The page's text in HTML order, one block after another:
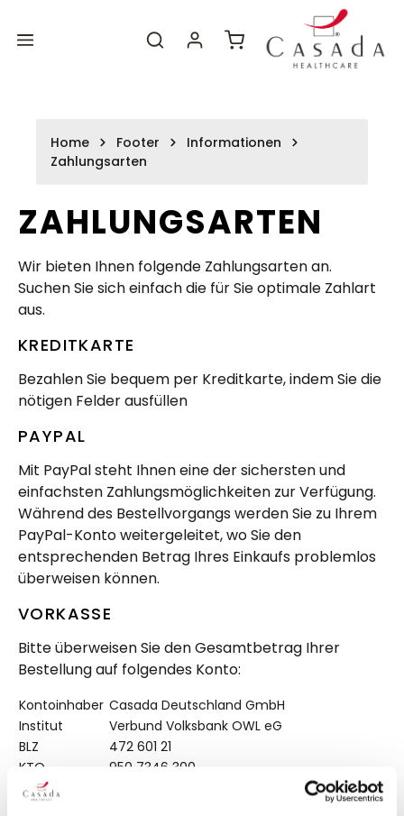
Hauptinhalt
FooterWarenkorb enthält 0
Home Footer
Informationen
Zahlungsarten
ZAHLUNGSARTEN
Wir bieten Ihnen folgende Zahlungsarten an.
Suchen Sie sich einfach die für Sie optimale Zahlart
aus.
KREDITKARTE
Bezahlen Sie bequem per Kreditkarte, indem Sie die
nötigen Felder ausfüllen
PAYPAL
Mit PayPal steht Ihnen eine der sichersten und
einfachsten Zahlungsmöglichkeiten zur Verfügung.
Während des Bestellvorgangs werden Sie zu Ihrem
PayPal-Konto weitergeleitet, wo Sie den
entsprechenden Betrag Ihres Einkaufs problemlos
überweisen können.
VORKASSE
Bitte überweisen Sie den Gesamtbetrag Ihrer
Bestellung auf folgendes Konto:
Kontoinhaber Casada Deutschland GmbH
Institut
Verbund Volksbank OWL eG
BLZ
472 601 21
KTO
950 7346 300
BIC